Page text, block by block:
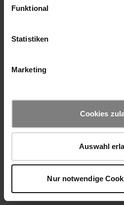
Funktional
Statistiken
Marketing
Cookies
Auswahl
Nur notwendige